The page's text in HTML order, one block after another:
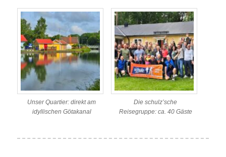
Unser Quartier: direkt am
idyllischen Götakanal
Die schulz’sche
Reisegruppe: ca. 40 Gäste